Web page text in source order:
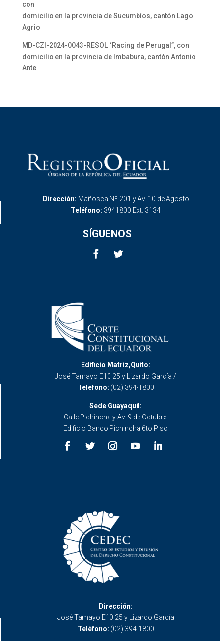
con
domicilio en la provincia de Sucumbíos, cantón Lago
Agrio
MD-CZl-2024-0043-RESOL “Racing de Perugal”, con
domicilio en la provincia de Imbabura, cantón Antonio
Ante
Dirección: Mañosca Nº 201 y Av. 10 de Agosto
Teléfono: 3941800 Ext. 3134
SÍGUENOS
Edificio Matriz,Quito:
José Tamayo E10 25 y Lizardo García /
Teléfono: (02) 394-1800
Sede Guayaquil:
Calle Pichincha y Av. 9 de Octubre.
Edificio Banco Pichincha 6to Piso
Dirección:
José Tamayo E10 25 y Lizardo García
Teléfono: (02) 394-1800